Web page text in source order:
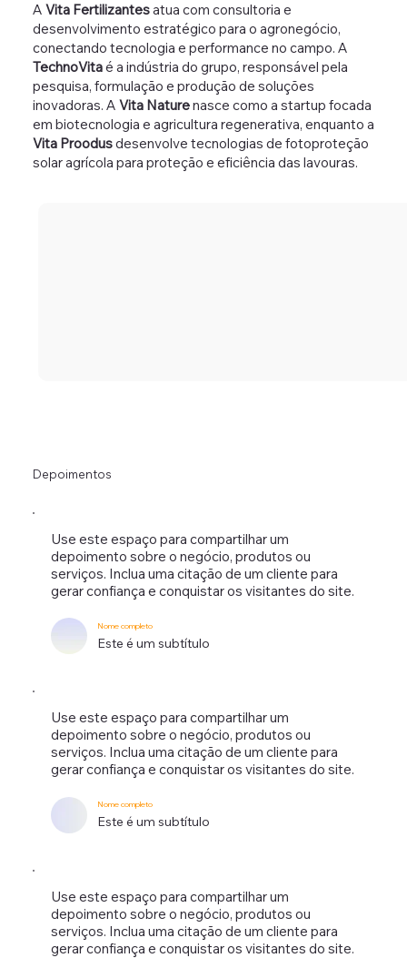
Este é um subtítulo
Nome completo
Use este espaço para compartilhar um
depoimento sobre o negócio, produtos ou
serviços. Inclua uma citação de um cliente para
gerar confiança e conquistar os visitantes do site.
Este é um subtítulo
Nome completo
Use este espaço para compartilhar um
depoimento sobre o negócio, produtos ou
serviços. Inclua uma citação de um cliente para
gerar confiança e conquistar os visitantes do site.
Use este espaço para compartilhar um
depoimento sobre o negócio, produtos ou
serviços. Inclua uma citação de um cliente para
gerar confiança e conquistar os visitantes do site.
Depoimentos
A Vita Fertilizantesatua com consultoria e
desenvolvimento estratégico para o agronegócio,
conectando tecnologia e performance no campo. A
TechnoVitaé a indústria do grupo, responsável pela
pesquisa, formulação e produção de soluções
inovadoras. A Vita Naturenasce como a startup focada
em biotecnologia e agricultura regenerativa, enquanto a
Vita Proodusdesenvolve tecnologias de fotoproteção
solar agrícola para proteção e eficiência das lavouras.